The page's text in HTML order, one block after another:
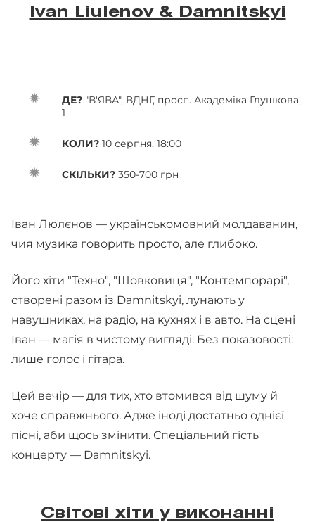
Ivan Liulenov & Damnitskyi
ДЕ? "В'ЯВА", ВДНГ, просп. Академіка Глушкова,
1
КОЛИ? 10 серпня, 18:00
СКІЛЬКИ? 350-700 грн
Іван Люлєнов — українськомовний молдаванин,
чия музика говорить просто, але глибоко.
Його хіти "Техно", "Шовковиця", "Контемпорарі",
створені разом із Damnitskyi, лунають у
навушниках, на радіо, на кухнях і в авто. На сцені
Іван — магія в чистому вигляді. Без показовості:
лише голос і гітара.
Цей вечір — для тих, хто втомився від шуму й
хоче справжнього. Адже іноді достатньо однієї
пісні, аби щось змінити. Спеціальний гість
концерту — Damnitskyi.
Світові хіти у виконанні